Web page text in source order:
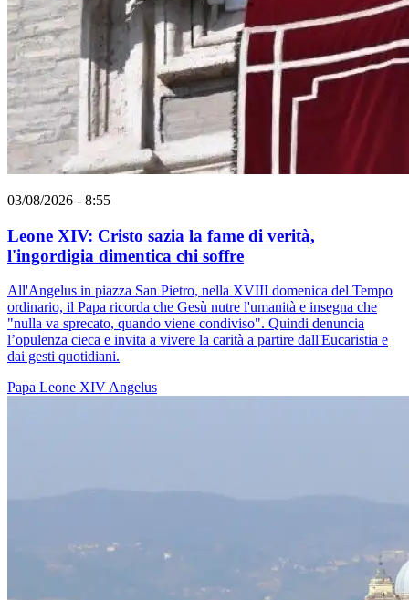
03/08/2026 - 8:55
Leone XIV: Cristo sazia la fame di verità,
l'ingordigia dimentica chi soffre
All'Angelus in piazza San Pietro, nella XVIII domenica del Tempo
ordinario, il Papa ricorda che Gesù nutre l'umanità e insegna che
"nulla va sprecato, quando viene condiviso". Quindi denuncia
l’opulenza cieca e invita a vivere la carità a partire dall'Eucaristia e
dai gesti quotidiani.
Papa Leone XIVAngelus